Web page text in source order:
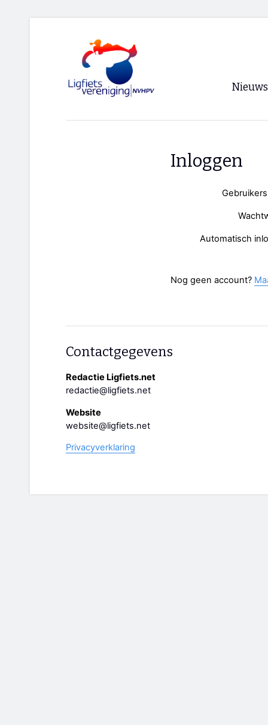
Nieuws
Inloggen
Automatisch
Nog geen account?
Contactgegevens
Redactie Ligfiets.net
redactie@ligfiets.net
Website
website@ligfiets.net
Privacyverklaring